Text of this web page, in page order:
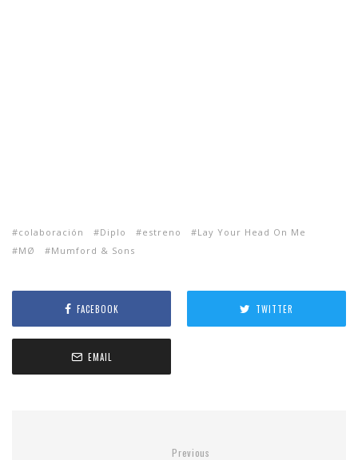
colaboración Diplo estreno
Lay Your Head On Me
MØ
Mumford & Sons
FACEBOOK TWITTER
EMAIL
Previous